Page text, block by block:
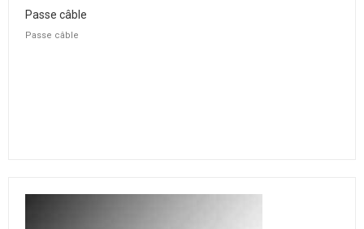
Passe câble
Passe câble